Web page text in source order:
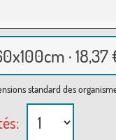
· 18,37
standard des